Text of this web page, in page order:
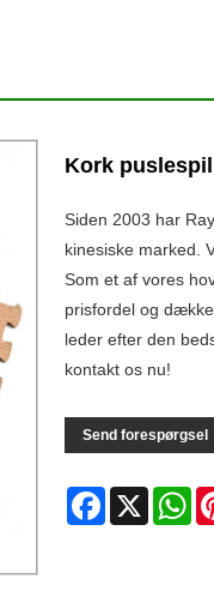
Kork
Siden 2003 har
kinesiske marked.
Som et af vores
prisfordel og
leder efter den
kontakt os nu!
Send forespørgsel
Facebook
X